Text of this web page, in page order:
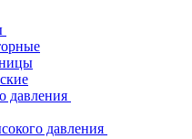
давления
давления